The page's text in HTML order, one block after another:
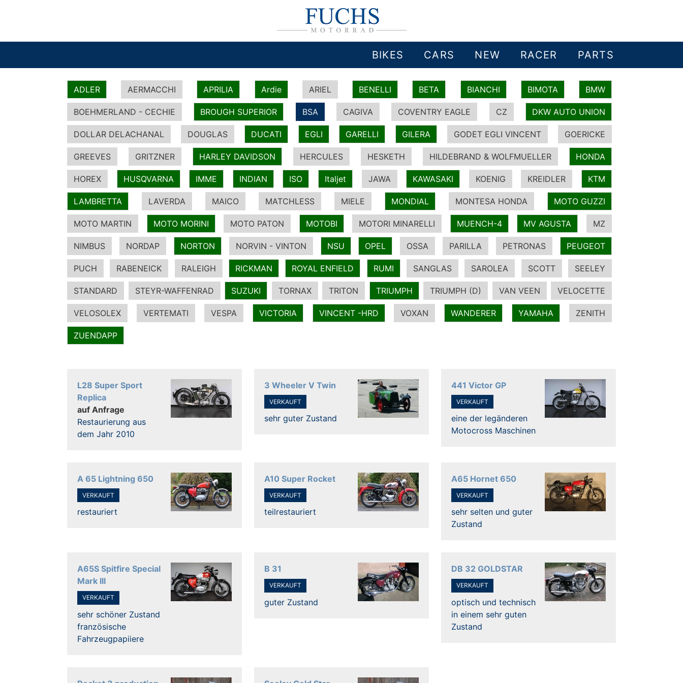
BIKES CARS NEW RACER PARTS
ADLER AERMACCHI APRILIA Ardie ARIEL BENELLI BETA BIANCHI BIMOTA BMW
BOEHMERLAND - CECHIE BROUGH SUPERIOR BSA CAGIVA COVENTRY EAGLE CZ DKW AUTO UNION
DOLLAR DELACHANAL DOUGLAS DUCATI EGLI GARELLI GILERA GODET EGLI VINCENT GOERICKE
GREEVES GRITZNER HARLEY DAVIDSON HERCULES HESKETH HILDEBRAND & WOLFMUELLER HONDA
HOREX HUSQVARNA IMME INDIAN ISO Italjet JAWA KAWASAKI KOENIG KREIDLER KTM
LAMBRETTA LAVERDA MAICO MATCHLESS MIELE MONDIAL MONTESA HONDA MOTO GUZZI
MOTO MARTIN MOTO MORINI MOTO PATON MOTOBI MOTORI MINARELLI MUENCH-4 MV AGUSTA MZ
NIMBUS NORDAP NORTON NORVIN - VINTON NSU OPEL OSSA PARILLA PETRONAS PEUGEOT
PUCH RABENEICK RALEIGH RICKMAN ROYAL ENFIELD RUMI SANGLAS SAROLEA SCOTT SEELEY
STANDARD STEYR-WAFFENRAD SUZUKI TORNAX TRITON TRIUMPH TRIUMPH (D) VAN VEEN VELOCETTE
VELOSOLEX VERTEMATI VESPA VICTORIA VINCENT -HRD VOXAN WANDERER YAMAHA ZENITH
ZUENDAPP
L28 Super Sport
Replica
auf Anfrage
Restaurierung aus
dem Jahr 2010
3 Wheeler V Twin
VERKAUFT
sehr guter Zustand
441 Victor GP
VERKAUFT
eine der legänderen
Motocross Maschinen
A 65 Lightning 650
VERKAUFT
restauriert
A10 Super Rocket
VERKAUFT
teilrestauriert
A65 Hornet 650
VERKAUFT
sehr selten und guter
Zustand
A65S Spitfire Special
Mark III
VERKAUFT
sehr schöner Zustand
französische
Fahrzeugpapiiere
B 31
VERKAUFT
guter Zustand
DB 32 GOLDSTAR
VERKAUFT
optisch und technisch
in einem sehr guten
Zustand